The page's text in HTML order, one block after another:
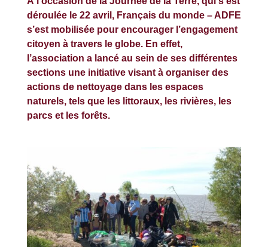
déroulée le 22 avril, Français du monde – ADFE
s’est mobilisée pour encourager l’engagement
citoyen à travers le globe. En effet,
l’association a lancé au sein de ses différentes
sections une initiative visant à organiser des
actions de nettoyage dans les espaces
naturels, tels que les littoraux, les rivières, les
parcs et les forêts.